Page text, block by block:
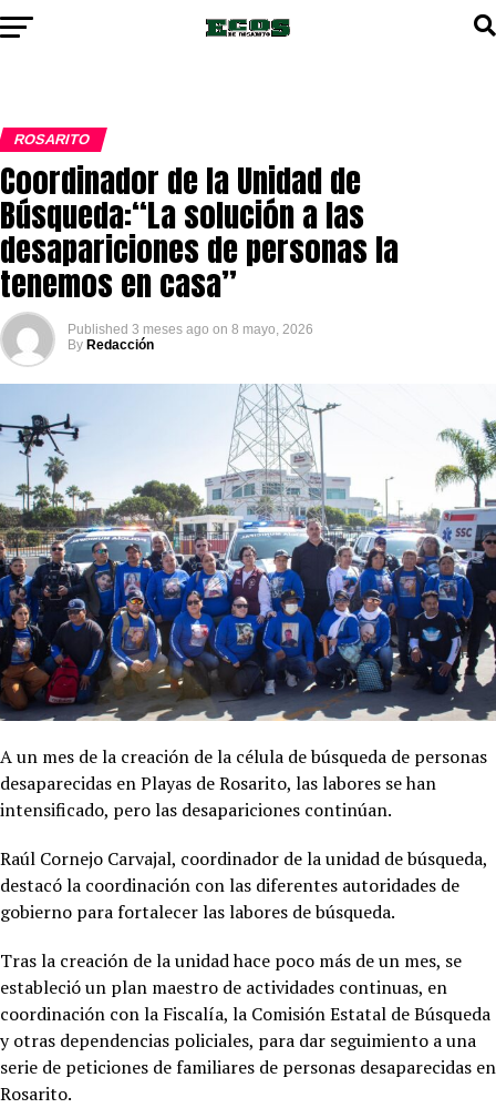
ROSARITO
Coordinador de la Unidad de
Búsqueda:“La solución a las
desapariciones de personas la
tenemos en casa”
Published 3 meses ago on 8 mayo, 2026
By Redacción
A un mes de la creación de la célula de búsqueda de personas
desaparecidas en Playas de Rosarito, las labores se han
intensificado, pero las desapariciones continúan.
Raúl Cornejo Carvajal, coordinador de la unidad de búsqueda,
destacó la coordinación con las diferentes autoridades de
gobierno para fortalecer las labores de búsqueda.
Tras la creación de la unidad hace poco más de un mes, se
estableció un plan maestro de actividades continuas, en
coordinación con la Fiscalía, la Comisión Estatal de Búsqueda
y otras dependencias policiales, para dar seguimiento a una
serie de peticiones de familiares de personas desaparecidas en
Rosarito.